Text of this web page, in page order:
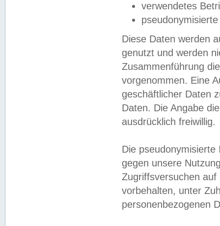
verwendetes
Diese Daten werden
genutzt und werden
Zusammenführung
vorgenommen. Eine
geschäftlicher Daten
Daten. Die Angabe
ausdrücklich freiwillig.
Die
gegen unsere
Zugriffsversuchen
vorbehalten, unter
personenbezogenen